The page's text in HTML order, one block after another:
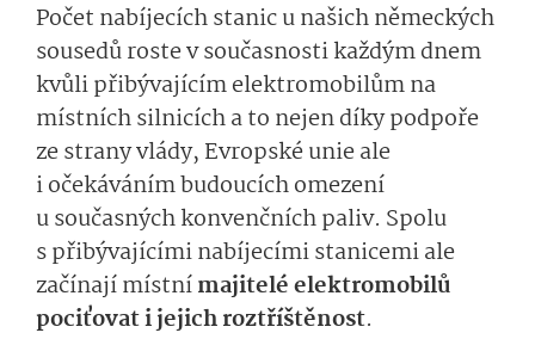
Počet nabíjecích stanic u našich německých
sousedů roste v současnosti každým dnem
kvůli přibývajícím elektromobilům na
místních silnicích a to nejen díky podpoře
ze strany vlády, Evropské unie ale
i očekáváním budoucích omezení
u současných konvenčních paliv. Spolu
s přibývajícími nabíjecími stanicemi ale
začínají místnímajitelé elektromobilů
pociťovat i jejich roztříštěnost.